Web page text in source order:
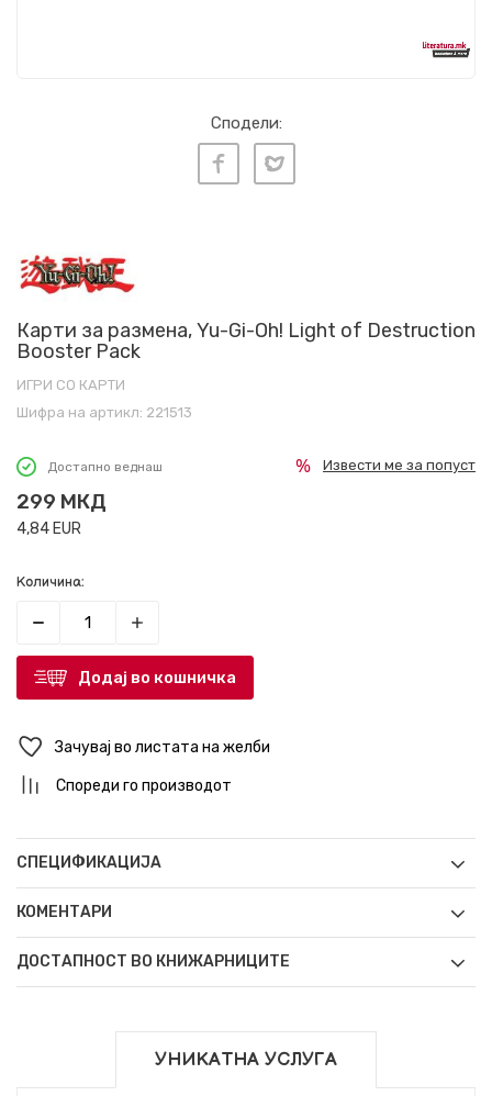
Сподели:
Карти за размена, Yu-Gi-Oh! Light of Destruction
Booster Pack
ИГРИ СО КАРТИ
Шифра на артикл: 221513
Достапно веднаш
299 МКД
4,84EUR
Извести ме за попуст
Количина:
Додај во кошничка
Зачувај во листата на желби
Спореди го производот
СПЕЦИФИКАЦИЈА
КОМЕНТАРИ
ДОСТАПНОСТ ВО КНИЖАРНИЦИТЕ
УНИКАТНА УСЛУГА